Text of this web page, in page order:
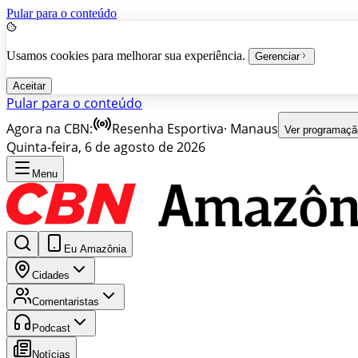
Pular para o conteúdo
Usamos cookies para melhorar sua experiência. Gerenciar
Aceitar
Pular para o conteúdo
Agora na CBN:
Resenha Esportiva· Manaus Ver
Quinta-feira, 6 de agosto de 2026
Menu
Eu Amazônia
Cidades
Comentaristas
Podcast
Notícias